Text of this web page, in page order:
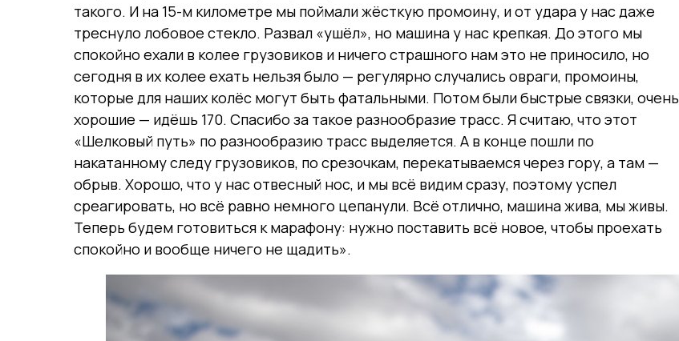
такого. И на 15-м километре мы поймали жёсткую промоину, и от удара у нас даже
треснуло лобовое стекло. Развал «ушёл», но машина у нас крепкая. До этого мы
спокойно ехали в колее грузовиков и ничего страшного нам это не приносило, но
сегодня в их колее ехать нельзя было — регулярно случались овраги, промоины,
которые для наших колёс могут быть фатальными. Потом были быстрые связки, очень
хорошие — идёшь 170. Спасибо за такое разнообразие трасс. Я считаю, что этот
«Шелковый путь» по разнообразию трасс выделяется. А в конце пошли по
накатанному следу грузовиков, по срезочкам, перекатываемся через гору, а там —
обрыв. Хорошо, что у нас отвесный нос, и мы всё видим сразу, поэтому успел
среагировать, но всё равно немного цепанули. Всё отлично, машина жива, мы живы.
Теперь будем готовиться к марафону: нужно поставить всё новое, чтобы проехать
спокойно и вообще ничего не щадить».